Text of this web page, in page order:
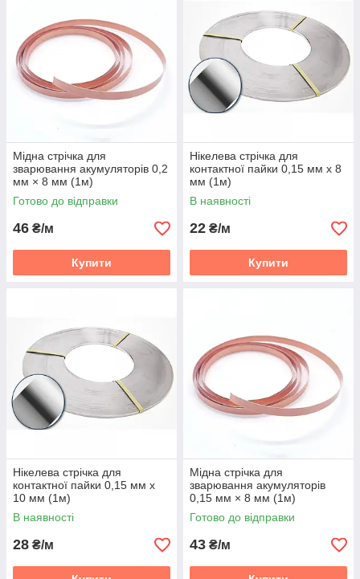
Мідна стрічка для
зварювання акумуляторів 0,2
мм × 8 мм (1м)
Готово до відправки
46 ₴/м
Купити
Нікелева стрічка для
контактної пайки 0,15 мм х 8
мм (1м)
В наявності
22 ₴/м
Купити
Нікелева стрічка для
контактної пайки 0,15 мм х
10 мм (1м)
В наявності
28 ₴/м
Мідна стрічка для
зварювання акумуляторів
0,15 мм × 8 мм (1м)
Готово до відправки
43 ₴/м